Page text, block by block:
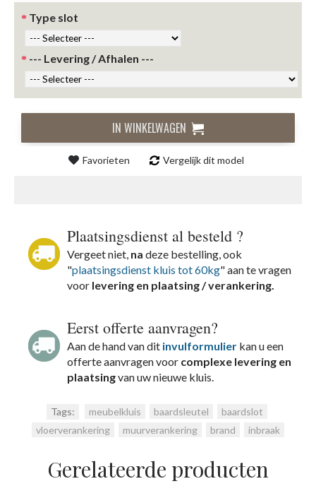
Type slot
--- Levering / Afhalen ---
IN WINKELWAGEN
Favorieten Vergelijk dit model
Plaatsingsdienst al besteld ?
Vergeet niet, na deze bestelling, ook
"plaatsingsdienst kluis tot 60kg" aan te vragen
voor levering en plaatsing / verankering.
Eerst offerte aanvragen?
Aan de hand van dit invulformulier kan u een
offerte aanvragen voor complexe levering en
plaatsingvan uw nieuwe kluis.
Tags: meubelkluis baardsleutel baardslot
vloerverankering
muurverankering brand inbraak
Gerelateerde producten